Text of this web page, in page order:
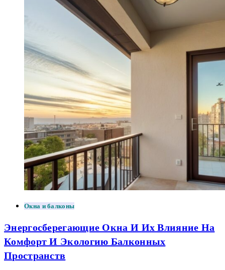
Окна и балконы
Энергосберегающие Окна И Их Влияние На
Комфорт И Экологию Балконных
Пространств